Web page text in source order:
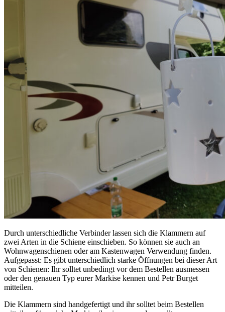
Durch unterschiedliche Verbinder lassen sich die Klammern auf
zwei Arten in die Schiene einschieben. So können sie auch an
Wohnwagenschienen oder am Kastenwagen Verwendung finden.
Aufgepasst: Es gibt unterschiedlich starke Öffnungen bei dieser Art
von Schienen: Ihr solltet unbedingt vor dem Bestellen ausmessen
oder den genauen Typ eurer Markise kennen und Petr Burget
mitteilen.
Die Klammern sind handgefertigt und ihr solltet beim Bestellen